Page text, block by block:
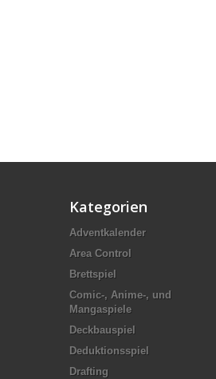
Kategorien
Adventkalender
Area Control
Brettspiel
Comic-, Anime-, und
Mangaspiele
Deckbauspiel
Deduktionsspiel
Drafting